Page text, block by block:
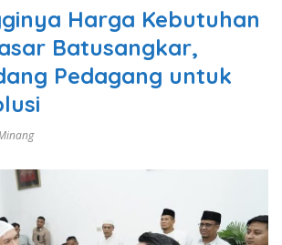
Harga Kebutuhan
Batusangkar,
Pedagang untuk